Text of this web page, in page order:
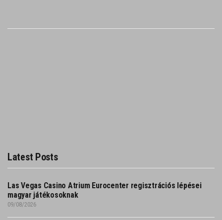
Latest Posts
Las Vegas Casino Atrium Eurocenter regisztrációs lépései
magyar játékosoknak
09/08/2026